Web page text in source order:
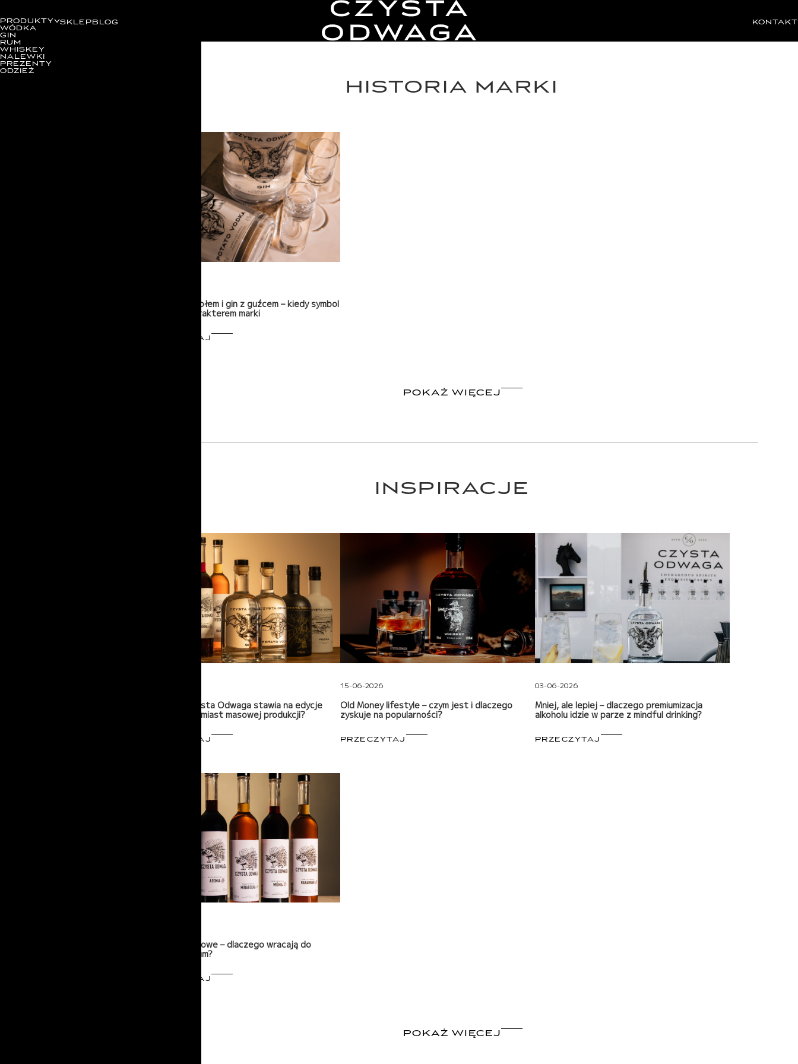
PRODUKTY
WÓDKA
GIN
RUM
WHISKEY
NALEWKI
PREZENTY
ODZIEŻ
SKLEPBLOG KONTAKT
HISTORIA MARKI
Wódka z bawołem i gin z guźcem – kiedy symbol
staje się charakterem marki
PRZECZYTAJ
POKAŻ WIĘCEJ
INSPIRACJE
Dlaczego Czysta Odwaga stawia na edycje
limitowane zamiast masowej produkcji?
PRZECZYTAJ
15-06-2026
Old Money lifestyle – czym jest i dlaczego
zyskuje na popularności?
PRZECZYTAJ
03-06-2026
Mniej, ale lepiej – dlaczego premiumizacja
alkoholu idzie w parze z mindful drinking?
PRZECZYTAJ
Nalewki owocowe – dlaczego wracają do
świata premium?
PRZECZYTAJ
POKAŻ WIĘCEJ